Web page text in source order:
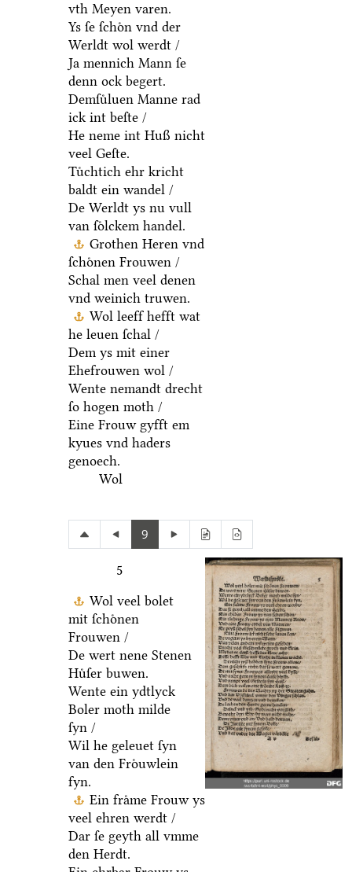
vth Meyen varen.
Ys ſe ſchoͤn vnd der
Werldt wol werdt /
Ja mennich Mann ſe
denn ock begert.
Demſuͤluen Manne rad
ick int beſte /
He neme int Huß nicht
veel Geſte.
Tuͤchtich ehr kricht
baldt ein wandel /
De Werldt ys nu vull
van ſoͤlckem handel.
Grothen Heren vnd
ſchoͤnen Frouwen /
Schal men veel denen
vnd weinich truwen.
Wol leeff hefft wat
he leuen ſchal /
Dem ys mit einer
Ehefrouwen wol /
Wente nemandt drecht
ſo hogen moth /
Eine Frouw gyfft em
kyues vnd haders
genoech.
Wol
9
5
Wol veel bolet
mit ſchoͤnen
Frouwen /
De wert nene Stenen
Huͤſer buwen.
Wente ein ydtlyck
Boler moth milde
ſyn /
Wil he geleuet ſyn
van den Froͤuwlein
fyn.
Ein fraͤme Frouw ys
veel ehren werdt /
Dar ſe geyth all vmme
den Herdt.